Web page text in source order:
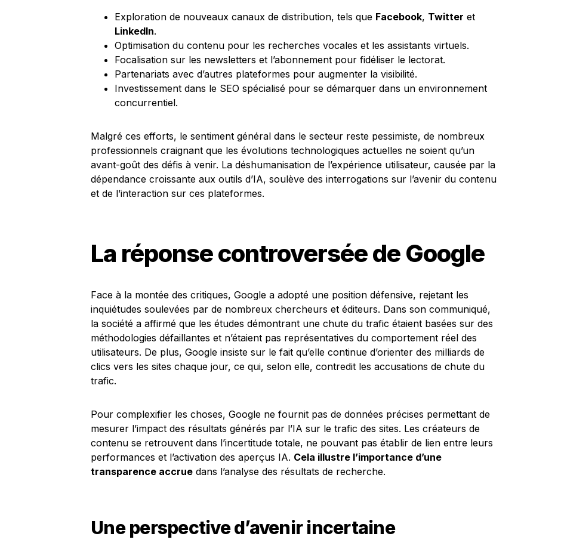
Exploration de nouveaux canaux de distribution, tels que Facebook, Twitter et
LinkedIn.
Optimisation du contenu pour les recherches vocales et les assistants virtuels.
Focalisation sur les newsletters et l’abonnement pour fidéliser le lectorat.
Partenariats avec d’autres plateformes pour augmenter la visibilité.
Investissement dans le SEO spécialisé pour se démarquer dans un environnement
concurrentiel.
Malgré ces efforts, le sentiment général dans le secteur reste pessimiste, de nombreux
professionnels craignant que les évolutions technologiques actuelles ne soient qu’un
avant-goût des défis à venir. La déshumanisation de l’expérience utilisateur, causée par la
dépendance croissante aux outils d’IA, soulève des interrogations sur l’avenir du contenu
et de l’interaction sur ces plateformes.
La réponse controversée de Google
Face à la montée des critiques, Google a adopté une position défensive, rejetant les
inquiétudes soulevées par de nombreux chercheurs et éditeurs. Dans son communiqué,
la société a affirmé que les études démontrant une chute du trafic étaient basées sur des
méthodologies défaillantes et n’étaient pas représentatives du comportement réel des
utilisateurs. De plus, Google insiste sur le fait qu’elle continue d’orienter des milliards de
clics vers les sites chaque jour, ce qui, selon elle, contredit les accusations de chute du
trafic.
Pour complexifier les choses, Google ne fournit pas de données précises permettant de
mesurer l’impact des résultats générés par l’IA sur le trafic des sites. Les créateurs de
contenu se retrouvent dans l’incertitude totale, ne pouvant pas établir de lien entre leurs
performances et l’activation des aperçus IA. Cela illustre l’importance d’une
transparence accrue dans l’analyse des résultats de recherche.
Une perspective d’avenir incertaine